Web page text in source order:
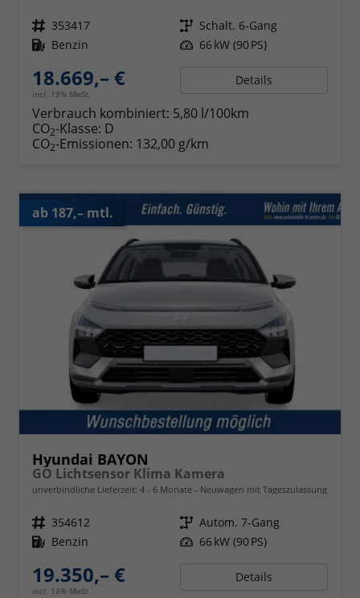
Fahrzeugnr. 353417 Getriebe Schalt. 6-Gang
Kraftstoff Benzin Leistung 66 kW (90 PS)
18.669,– €
incl. 19% MwSt.
Details
Verbrauch kombiniert: 5,80 l/100km
CO2-Klasse: D
CO2-Emissionen: 132,00 g/km
ab 187,– mtl.
Hyundai BAYON
GO Lichtsensor Klima Kamera
unverbindliche Lieferzeit: 4 - 6 Monate Neuwagen mit Tageszulassung
Fahrzeugnr. 354612 Getriebe Autom. 7-Gang
Kraftstoff Benzin Leistung 66 kW (90 PS)
19.350,– €
incl. 19% MwSt.
Details